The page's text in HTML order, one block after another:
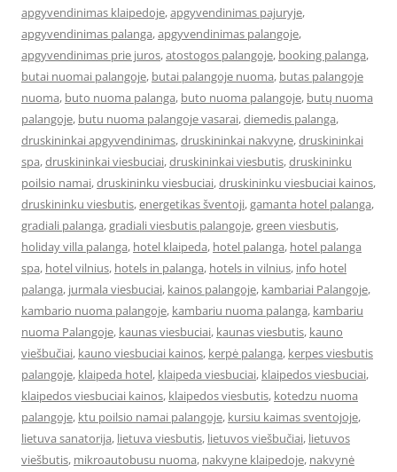
apgyvendinimas klaipedoje,apgyvendinimas pajuryje,
apgyvendinimas palanga,apgyvendinimas palangoje,
apgyvendinimas prie juros,atostogos palangoje, booking palanga,
butai nuomai palangoje, butai palangoje nuoma, butas palangoje
nuoma, buto nuoma palanga, buto nuoma palangoje, butų nuoma
palangoje, butu nuoma palangoje vasarai,diemedis palanga,
druskininkai apgyvendinimas,druskininkai nakvyne,druskininkai
spa,druskininkai viesbuciai,druskininkai viesbutis,druskininku
poilsio namai,druskininku viesbuciai,druskininku viesbuciai kainos,
druskininku viesbutis,energetikas šventoji,gamanta hotel palanga,
gradiali palanga,gradiali viesbutis palangoje,green viesbutis,
holiday villa palanga, hotel klaipeda, hotel palanga, hotel palanga
spa, hotel vilnius, hotels in palanga, hotels in vilnius, info hotel
palanga, jurmala viesbuciai, kainos palangoje, kambariai Palangoje,
kambario nuoma palangoje, kambariu nuoma palanga, kambariu
nuoma Palangoje, kaunas viesbuciai, kaunas viesbutis, kauno
viešbučiai, kauno viesbuciai kainos, kerpė palanga, kerpes viesbutis
palangoje, klaipeda hotel, klaipeda viesbuciai, klaipedos viesbuciai,
klaipedos viesbuciai kainos, klaipedos viesbutis, kotedzu nuoma
palangoje, ktu poilsio namai palangoje, kursiu kaimas sventojoje,
lietuva sanatorija, lietuva viesbutis, lietuvos viešbučiai, lietuvos
viešbutis, mikroautobusu nuoma, nakvyne klaipedoje, nakvynė